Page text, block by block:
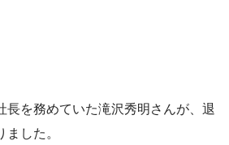
長を務めていた滝沢秀明さんが、退
した。